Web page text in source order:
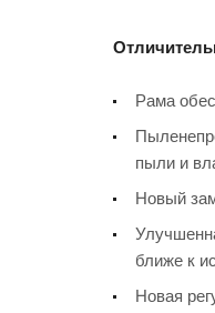
Рама
пыли и
Новый
ближе к
Новая